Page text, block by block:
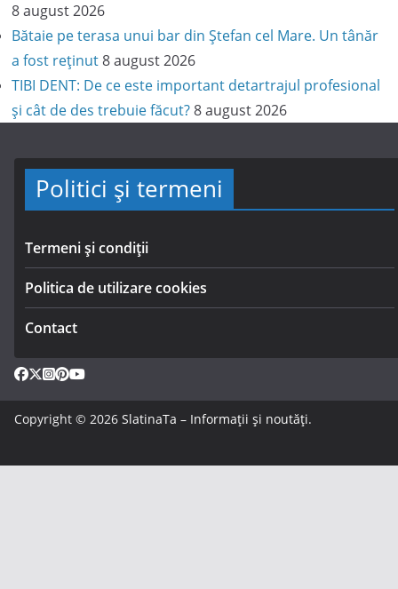
8 august 2026
Bătaie pe terasa unui bar din Ștefan cel Mare. Un tânăr
a fost reținut 8 august 2026
TIBI DENT: De ce este important detartrajul profesional
și cât de des trebuie făcut? 8 august 2026
Politici și termeni
Termeni și condiții
Politica de utilizare cookies
Contact
Copyright © 2026 SlatinaTa – Informații și noutăți.